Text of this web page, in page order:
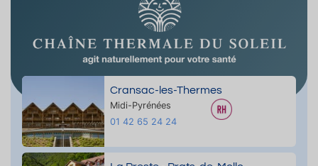
Cransac-les-Thermes
Midi-Pyrénées
01 42 65 24 24